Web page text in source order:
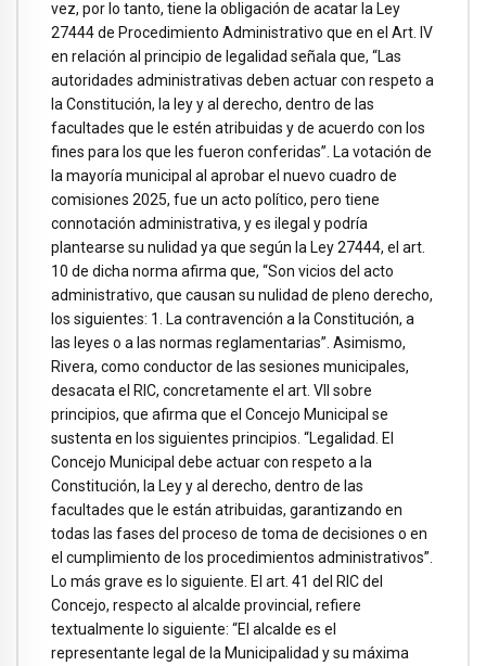
vez, por lo tanto, tiene la obligación de acatar la Ley
27444 de Procedimiento Administrativo que en el Art. IV
en relación al principio de legalidad señala que, “Las
autoridades administrativas deben actuar con respeto a
la Constitución, la ley y al derecho, dentro de las
facultades que le estén atribuidas y de acuerdo con los
fines para los que les fueron conferidas”. La votación de
la mayoría municipal al aprobar el nuevo cuadro de
comisiones 2025, fue un acto político, pero tiene
connotación administrativa, y es ilegal y podría
plantearse su nulidad ya que según la Ley 27444, el art.
10 de dicha norma afirma que, “Son vicios del acto
administrativo, que causan su nulidad de pleno derecho,
los siguientes: 1. La contravención a la Constitución, a
las leyes o a las normas reglamentarias”. Asimismo,
Rivera, como conductor de las sesiones municipales,
desacata el RIC, concretamente el art. VII sobre
principios, que afirma que el Concejo Municipal se
sustenta en los siguientes principios. “Legalidad. El
Concejo Municipal debe actuar con respeto a la
Constitución, la Ley y al derecho, dentro de las
facultades que le están atribuidas, garantizando en
todas las fases del proceso de toma de decisiones o en
el cumplimiento de los procedimientos administrativos”.
Lo más grave es lo siguiente. El art. 41 del RIC del
Concejo, respecto al alcalde provincial, refiere
textualmente lo siguiente: “El alcalde es el
representante legal de la Municipalidad y su máxima